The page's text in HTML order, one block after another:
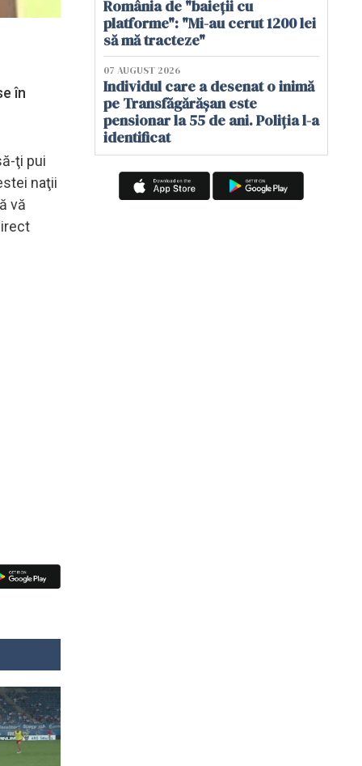
în
ţi pui
naţii
vă
România de "baieții cu
platforme": "Mi-au cerut 1200 lei
să mă tracteze"
07 AUGUST 2026
Individul care a desenat o inimă
pe Transfăgărășan este
pensionar la 55 de ani. Poliția l-a
identificat